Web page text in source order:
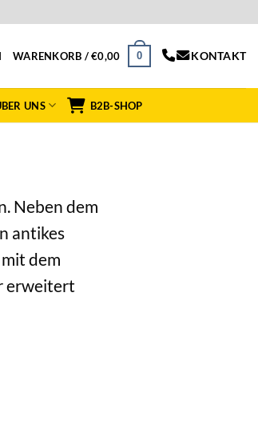
WARENKORB /€0,00 0 KONTAKT
UNS B2B-SHOP
Neben dem
antikes
dem
erweitert